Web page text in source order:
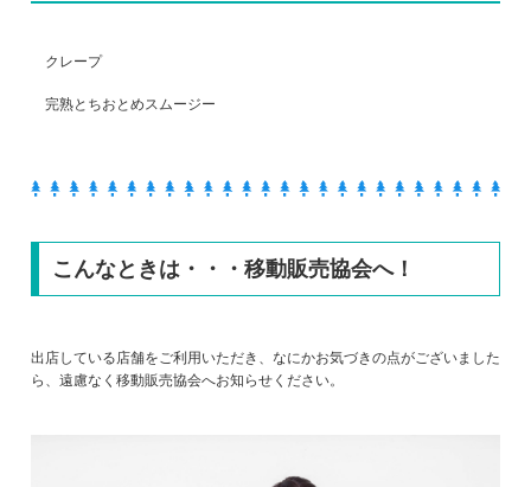
クレープ
完熟とちおとめスムージー
こんなときは・・・移動販売協会へ！
出店している店舗をご利用いただき、なにかお気づきの点がございました
ら、遠慮なく移動販売協会へお知らせください。